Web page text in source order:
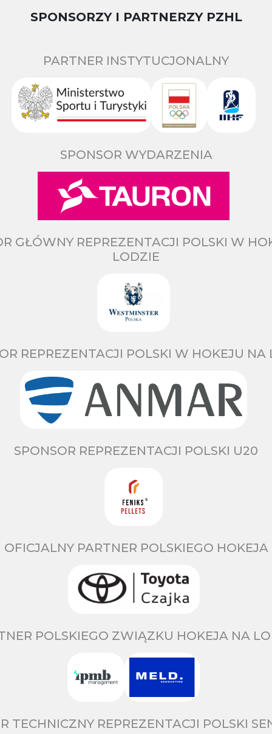
SPONSORZY I PARTNERZY PZHL
PARTNER INSTYTUCJONALNY
SPONSOR WYDARZENIA
GŁÓWNY REPREZENTACJI POLSKI W
LODZIE
REPREZENTACJI POLSKI W HOKEJU NA
SPONSOR REPREZENTACJI POLSKI U20
OFICJALNY PARTNER POLSKIEGO HOKEJA
POLSKIEGO ZWIĄZKU HOKEJA NA
TECHNICZNY REPREZENTACJI POLSKI